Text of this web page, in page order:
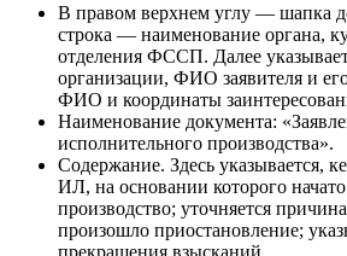
В правом верхнем углу — шапка
строка — наименование органа,
отделения ФССП. Далее
организации, ФИО заявителя и
ФИО и координаты
Наименование документа:
исполнительного производства».
Содержание. Здесь указывается,
ИЛ, на основании которого
производство; уточняется
произошло приостановление;
прекращения взысканий.